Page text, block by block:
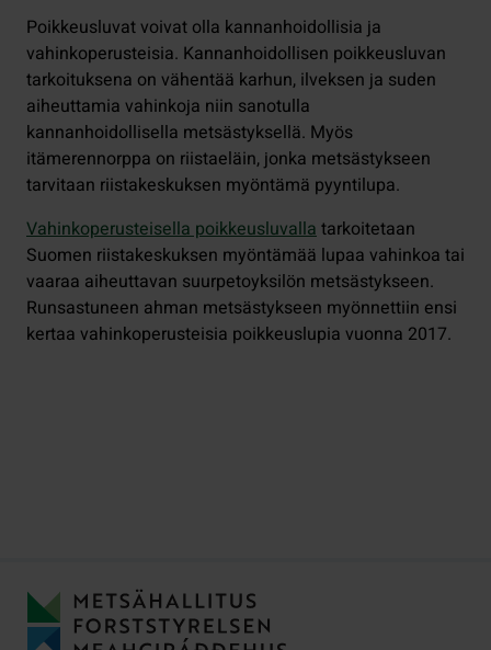
Poikkeusluvat voivat olla kannanhoidollisia ja
vahinkoperusteisia. Kannanhoidollisen poikkeusluvan
tarkoituksena on vähentää karhun, ilveksen ja suden
aiheuttamia vahinkoja niin sanotulla
kannanhoidollisella metsästyksellä. Myös
itämerennorppa on riistaeläin, jonka metsästykseen
tarvitaan riistakeskuksen myöntämä pyyntilupa.
Vahinkoperusteisella poikkeusluvalla tarkoitetaan
Suomen riistakeskuksen myöntämää lupaa vahinkoa tai
vaaraa aiheuttavan suurpetoyksilön metsästykseen.
Runsastuneen ahman metsästykseen myönnettiin ensi
kertaa vahinkoperusteisia poikkeuslupia vuonna 2017.